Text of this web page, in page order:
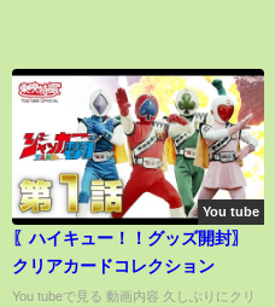
You tube
〖ハイキュー！！グッズ開封〗
クリアカードコレクション
You tubeで見る 動画内容 久しぶりにクリ